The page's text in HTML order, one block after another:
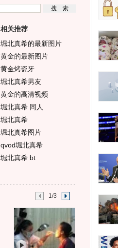
相关推荐
堀北真希的最新图片
黄金的最新图片
黄金烤瓷牙
堀北真希男友
黄金的高清视频
堀北真希 同人
堀北真希
堀北真希图片
qvod堀北真希
堀北真希 bt
1/3